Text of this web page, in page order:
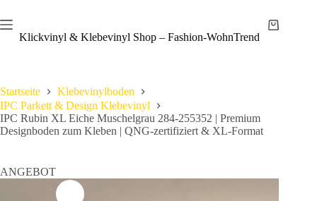
Inhalt
springenKlickvinyl & Klebevinyl Shop – Fashion-WohnTrend
Warenkorb
Startseite
Klebevinylboden
IPC Parkett & Design Klebevinyl
IPC Rubin XL Eiche Muschelgrau 284-255352 | Premium
Designboden zum Kleben | QNG-zertifiziert & XL-Format
ANGEBOT